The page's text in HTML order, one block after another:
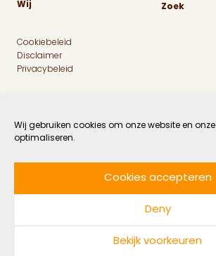
Wij gebruiken cookies om onze website en
optimaliseren.
Cookies accepteren
Deny
Bekijk voorkeuren
Wij Zoek
Cookiebeleid
Disclaimer
Privacybeleid
InstagramLinkedin